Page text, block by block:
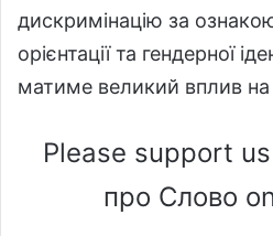
дискримінацію за
орієнтації та гендерної
матиме великий вплив на
Please support
про Слово